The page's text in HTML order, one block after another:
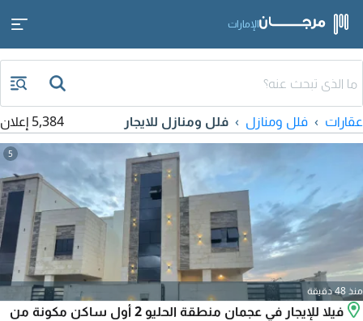
الإمارات
عقارات فلل ومنازل فلل ومنازل للايجار 5,384 إعلان
5
منذ 48 دقيقة
فيلا للإيجار في عجمان منطقة الحليو 2 أول ساكن مكونة من